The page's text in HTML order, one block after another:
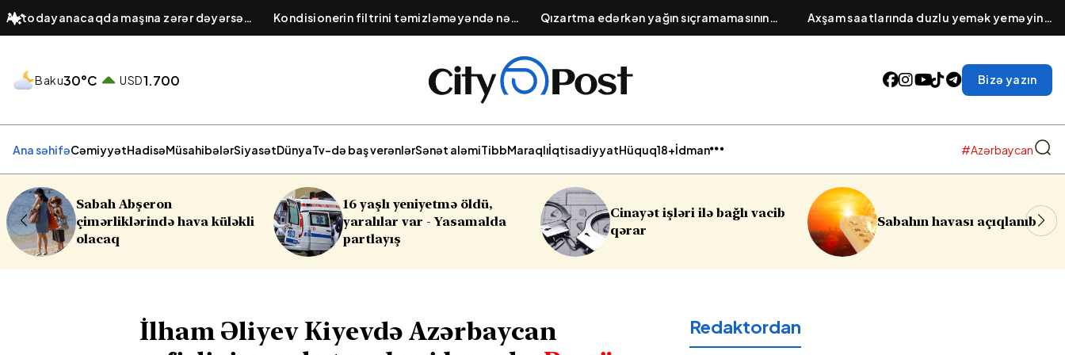
Avtodayanacaqda maşına zərər dəyərsə
cavabdeh kimdir? – Obyekt sahibinin
Kondisionerin filtrini təmizləməyəndə nə
baş verir? – Elektrik sərfiyyatının artması və
Qızartma edərkən yağın sıçramamasının
yolu: Tavaya atılacaq 1 çimdik maddə
Axşam saatlarında duzlu yemək yeməyin
fəsadı: Səhər üzün və gözlərin şişməsinin
Baku30°C USD1.700 Bizə yazın
Ana səhifəCəmiyyətHadisəMüsahibələrSiyasətDünyaTv-də baş verənlərSənət aləmiTibbMaraqlıİqtisadiyyatHüquq18+İdman #Azərbaycan
16 yaşlı yeniyetmə öldü,
yaralılar var - Yasamalda
partlayış
Cinayət işləri ilə bağlı vacib
qərar
Sabahın havası açıqlanıb
Sumqayıtda azyaşlıya
soyğunçuluq edilib
İlham Əliyev Kiyevdə Azərbaycan
Redaktordan